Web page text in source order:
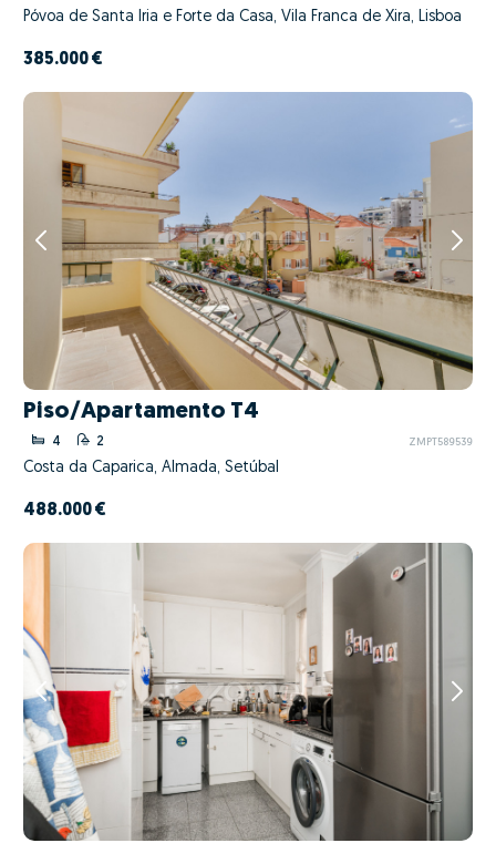
Póvoa de Santa Iria e Forte da Casa, Vila Franca de Xira, Lisboa
385.000 €
Piso/Apartamento T4
4 2 ZMPT589539
Costa da Caparica, Almada, Setúbal
488.000 €